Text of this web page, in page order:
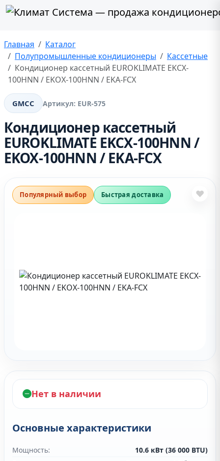
Главная
Каталог
Полупромышленные кондиционеры
Кассетные
Кондиционер кассетный EUROKLIMATE EKCX-
100HNN / EKOX-100HNN / EKA-FCX
GMCC Артикул: EUR-575
Кондиционер кассетный
EUROKLIMATE EKCX-100HNN /
EKOX-100HNN / EKA-FCX
Популярный выбор Быстрая доставка ❤
Нет в наличии
Основные характеристики
Мощность:
10.6 кВт (36 000 BTU)